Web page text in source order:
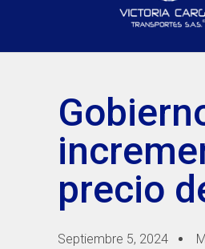
precio
Septiembre 5, 2024